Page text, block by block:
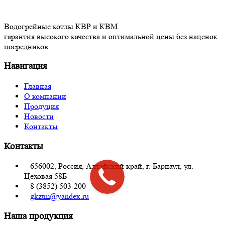
Водогрейные котлы КВР и КВМ
гарантия высокого качества и оптимальной цены без наценок
посредников.
Навигация
Главная
О компании
Продуция
Новости
Контакты
Контакты
656002, Россия, Алтайский край, г. Барнаул, ул.
Цеховая 58Б
8 (3852) 503-200
gkztm@yandex.ru
Наша продукция